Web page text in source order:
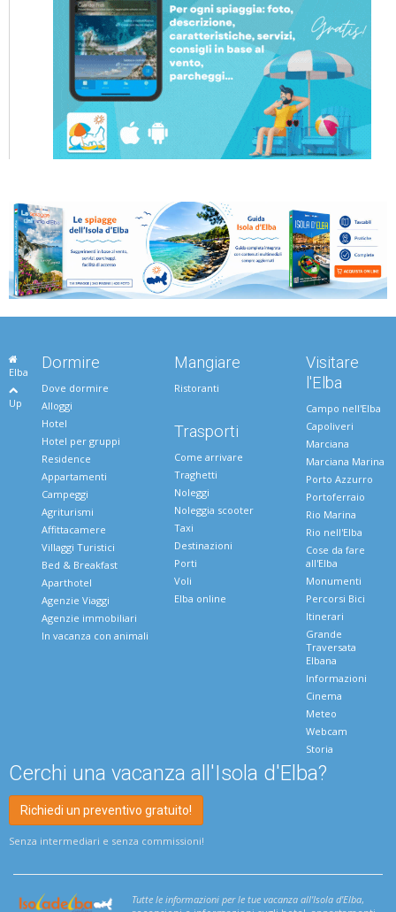
Elba
Up
Dormire
Dove dormire
Alloggi
Hotel
Hotel per gruppi
Residence
Appartamenti
Campeggi
Agriturismi
Affittacamere
Villaggi Turistici
Bed & Breakfast
Aparthotel
Agenzie Viaggi
Agenzie immobiliari
In vacanza con animali
Mangiare
Ristoranti
Trasporti
Come arrivare
Traghetti
Noleggi
Noleggia scooter
Taxi
Destinazioni
Porti
Voli
Elba online
Visitare
l'Elba
Campo nell'Elba
Capoliveri
Marciana
Marciana Marina
Porto Azzurro
Portoferraio
Rio Marina
Rio nell'Elba
Cose da fare
all'Elba
Monumenti
Percorsi Bici
Itinerari
Grande
Traversata
Elbana
Informazioni
Cinema
Meteo
Webcam
Storia
Cerchi una vacanza all'Isola d'Elba?
Richiedi un preventivo gratuito!
Senza intermediari e senza commissioni!
Tutte le informazioni per le tue vacanza all'Isola d'Elba,